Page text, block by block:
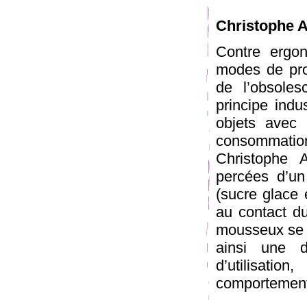
Christophe
Contre
modes de
de
principe
objets
Christophe
percées
(sucre glace
au contact
mousseux
ainsi une